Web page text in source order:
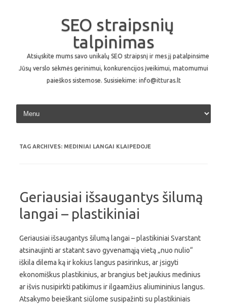
SEO straipsnių
talpinimas
Atsiųskite mums savo unikalų SEO straipsnį ir mes jį patalpinsime
Jūsų verslo sėkmės gerinimui, konkurencijos įveikimui, matomumui
paieškos sistemose. Susisiekime: info@itturas.lt
Skip to content
TAG ARCHIVES: MEDINIAI LANGAI KLAIPEDOJE
Geriausiai išsaugantys šilumą
langai – plastikiniai
Geriausiai išsaugantys šilumą langai – plastikiniai Svarstant
atsinaujinti ar statant savo gyvenamąją vietą „nuo nulio“
iškila dilema ką ir kokius langus pasirinkus, ar įsigyti
ekonomiškus plastikinius, ar brangius bet jaukius medinius
ar išvis nusipirkti patikimus ir ilgaamžius aliumininius langus.
Atsakymo beieškant siūlome susipažinti su plastikiniais